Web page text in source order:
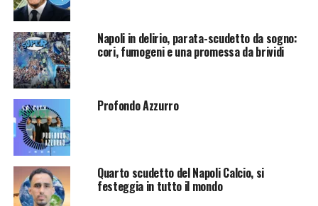
Napoli in delirio, parata-scudetto da sogno:
cori, fumogeni e una promessa da brividi
Profondo Azzurro
Quarto scudetto del Napoli Calcio, si
festeggia in tutto il mondo